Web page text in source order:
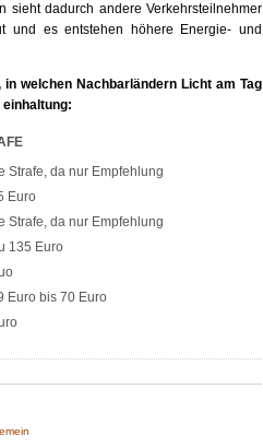
sieht dadurch andere Verkehrsteilnehmer
und es entstehen höhere Energie- und
welchen Nachbarländern Licht am Tag
Strafe, da nur Empfehlung
Euro
Strafe, da nur Empfehlung
135 Euro
Euro bis 70 Euro